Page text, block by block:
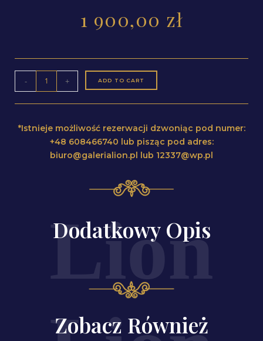
1 900,00 zł
- + ADD TO CART
*Istnieje możliwość rezerwacji dzwoniąc pod numer:
+48 608466740 lub pisząc pod adres:
biuro@galerialion.pl lub 12337@wp.pl
Dodatkowy Opis
Zobacz Również